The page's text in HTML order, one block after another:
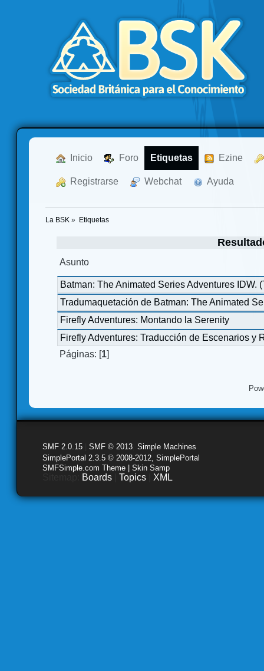
Inicio Foro Etiquetas Ezine
Registrarse Webchat Ayuda
La BSK » Etiquetas
Asunto
Batman: The Animated Series Adventures IDW.
Tradumaquetación de Batman: The Animated
Firefly Adventures: Montando la Serenity
Firefly Adventures: Traducción de Escenarios y
Páginas: [1]
SMF 2.0.15 SMF © 2013 Simple Machines
SimplePortal 2.3.5 © 2008-2012, SimplePortal
SMFSimple.com Theme | Skin Samp
Boards Topics XML